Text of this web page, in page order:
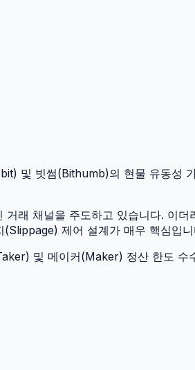
및 빗썸(Bithumb)의 현물 유동성
거래 채널을 주도하고 있습니다. 이더
제어 설계가 매우 핵심입니
및 메이커(Maker) 정산 한도 수